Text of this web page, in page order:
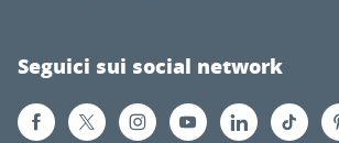
Seguici sui social network